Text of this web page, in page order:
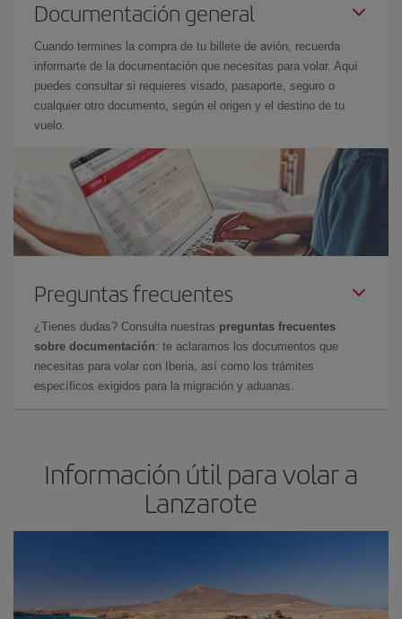
Documentación general
Cuando termines la compra de tu billete de avión, recuerda
informarte de la documentación que necesitas para volar. Aquí
puedes consultar si requieres visado, pasaporte, seguro o
cualquier otro documento, según el origen y el destino de tu
vuelo.
Preguntas frecuentes
¿Tienes dudas? Consulta nuestras preguntas frecuentes
sobre documentación: te aclaramos los documentos que
necesitas para volar con Iberia, así como los trámites
específicos exigidos para la migración y aduanas.
Información útil para volar a
Lanzarote